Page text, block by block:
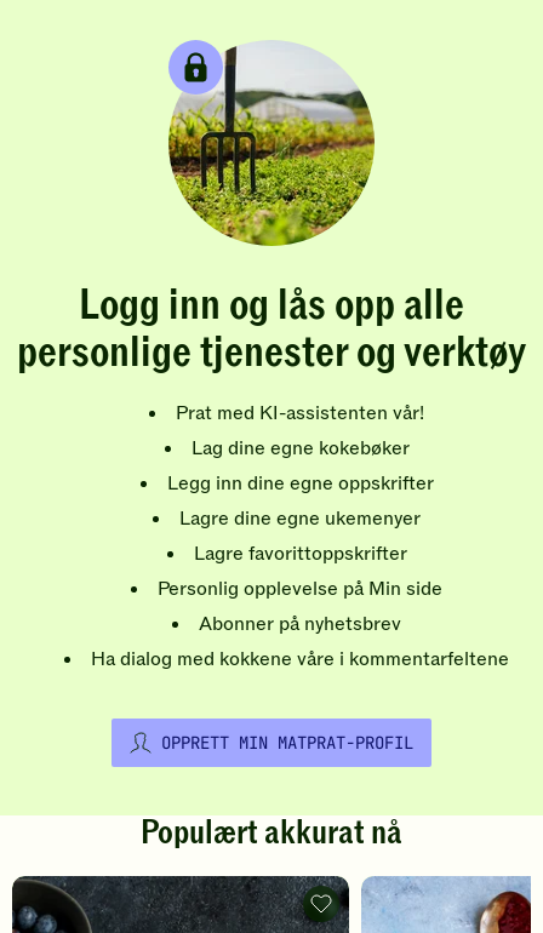
Logg inn og lås opp alle
personlige tjenester og verktøy
Prat med KI-assistenten vår!
Lag dine egne kokebøker
Legg inn dine egne oppskrifter
Lagre dine egne ukemenyer
Lagre favorittoppskrifter
Personlig opplevelse på Min side
Abonner på nyhetsbrev
Ha dialog med kokkene våre i kommentarfeltene
OPPRETT MIN MATPRAT-PROFIL
Populært akkurat nå
Pannekaker